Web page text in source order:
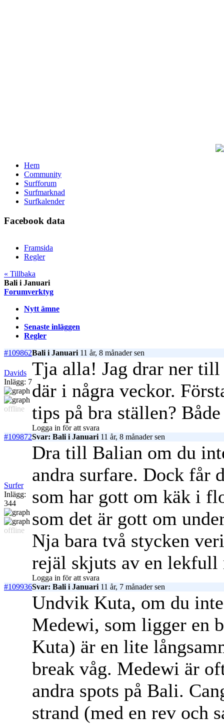
Hem
Community
Surfforum
Surfmarknad
Surfkalender
Facebook data
Framsida
Regler
« Tillbaka
Bali i Januari
Forumverktyg
Nytt ämne
Senaste inläggen
Regler
#109862Bali i Januari11 år, 8 månader sen
Davids
Inlägg: 7
offline
Tja alla! Jag drar ner
där i några veckor.
tips på bra ställen?
Logga in för att svara
#109872Svar: Bali i Januari11 år, 8 månader sen
Surfer
Inlägg:
344
offline
Dra till Balian om du
andra surfare. Dock får
som har gott om käk i
som det är gott om
Nja bara två stycken
rejäl skjuts av en lekfull
Logga in för att svara
#109936Svar: Bali i Januari11 år, 7 månader sen
Undvik Kuta, om du
Medewi, som ligger en
Kuta) är en lite
break våg. Medewi är
andra spots på Bali.
strand (med en rev och